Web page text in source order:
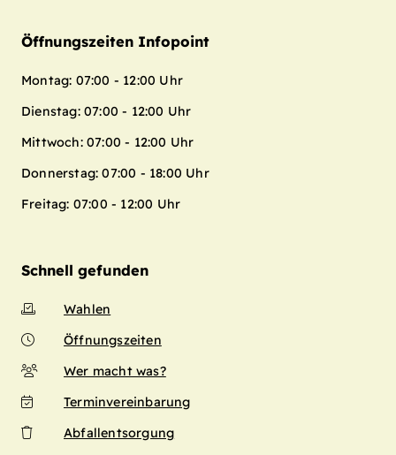
Öffnungszeiten Infopoint
Montag: 07:00 - 12:00 Uhr
Dienstag: 07:00 - 12:00 Uhr
Mittwoch: 07:00 - 12:00 Uhr
Donnerstag: 07:00 - 18:00 Uhr
Freitag: 07:00 - 12:00 Uhr
Schnell gefunden
Wahlen
Öffnungszeiten
Wer macht was?
Terminvereinbarung
Abfallentsorgung